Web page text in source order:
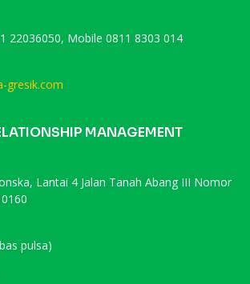
22036050, Mobile 0811 8303 014
gresik.com
MANAGEMENT
Lantai 4 Jalan Tanah Abang III Nomor
pulsa)